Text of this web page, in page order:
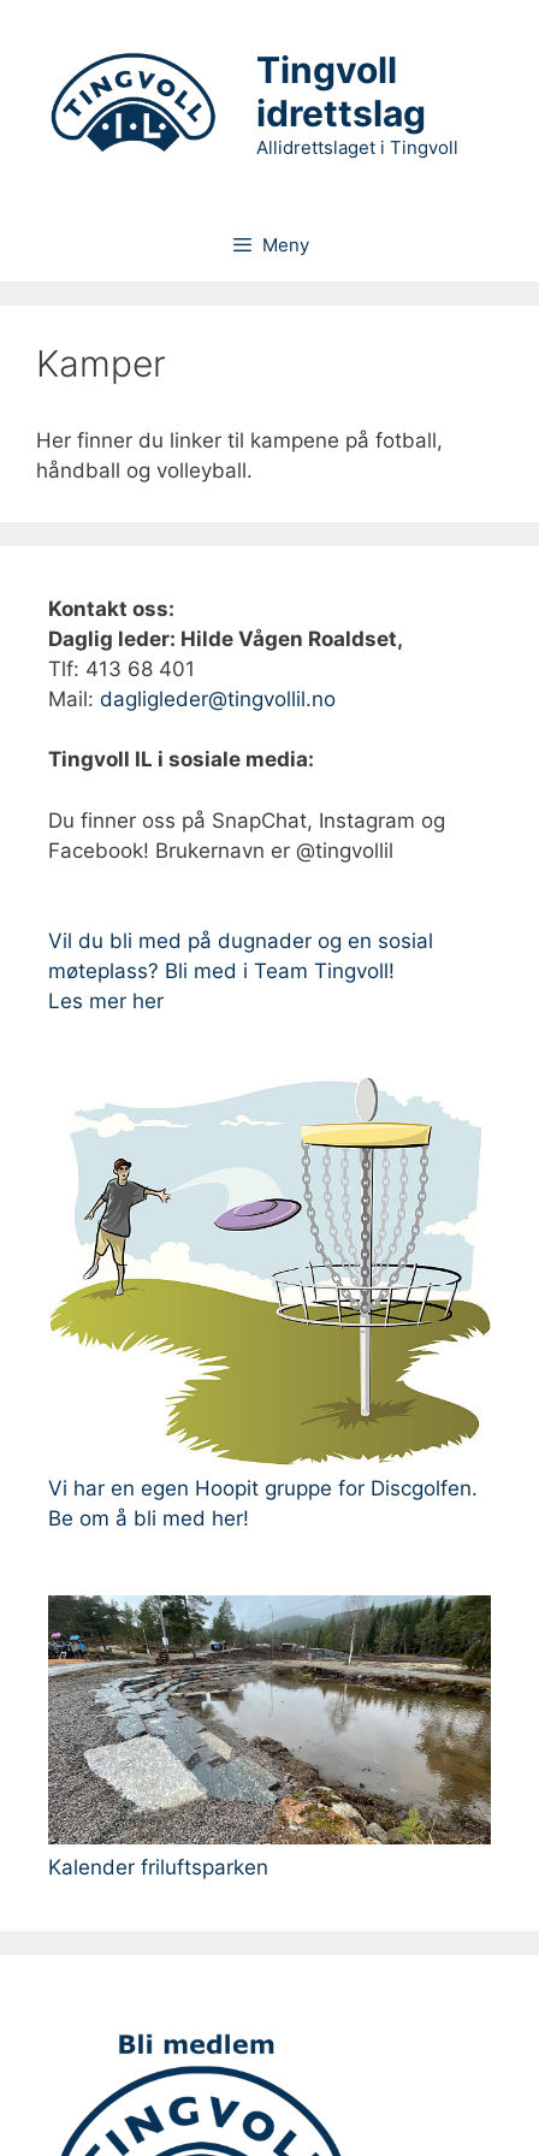
Tingvoll
idrettslag
Allidrettslaget i Tingvoll
Meny
Kamper
Her finner du linker til kampene på fotball,
håndball og volleyball.
Kontakt oss:
Daglig leder: Hilde Vågen Roaldset,
Tlf: 413 68 401‬
Mail: dagligleder@tingvollil.no
Tingvoll IL i sosiale media:
Du finner oss på SnapChat, Instagram og
Facebook! Brukernavn er @tingvollil
Vil du bli med på dugnader og en sosial
møteplass? Bli med i Team Tingvoll!
Les mer her
Vi har en egen Hoopit gruppe for Discgolfen.
Be om å bli med her!
Kalender friluftsparken